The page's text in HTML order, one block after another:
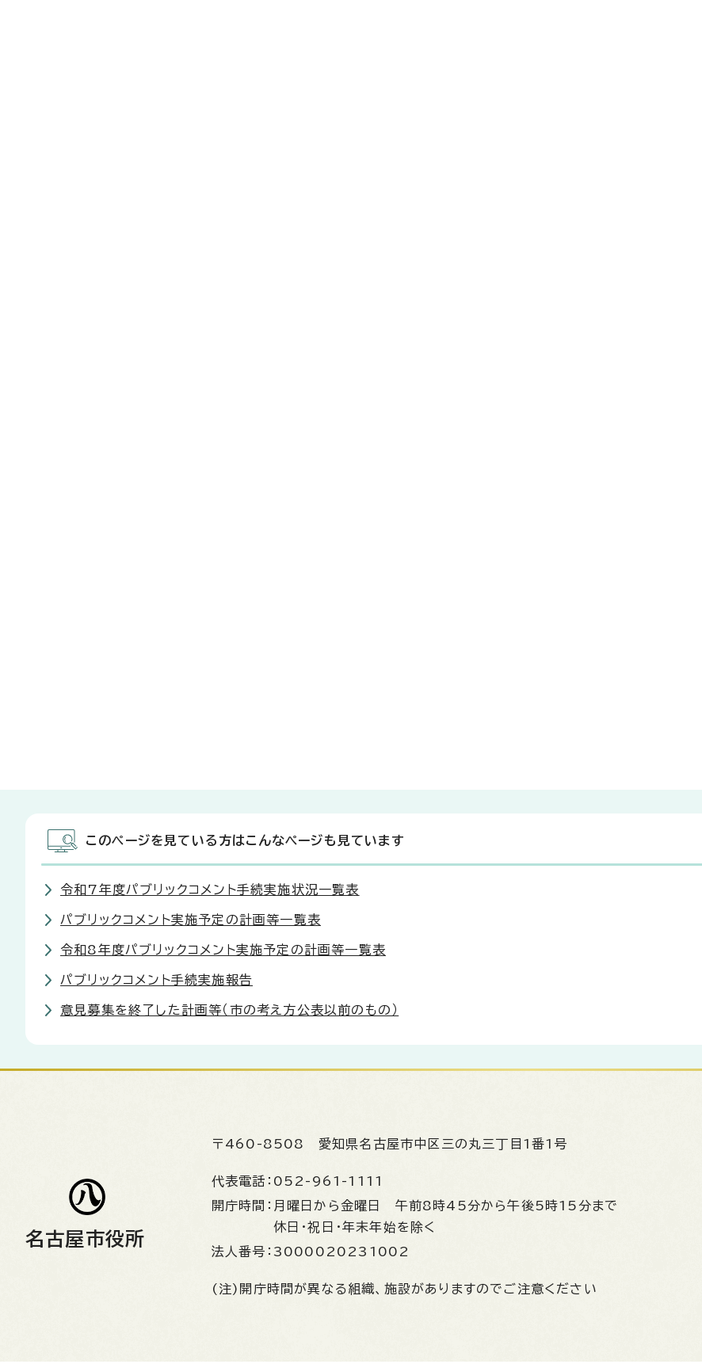
このページを見ている方はこんなページも見ています
令和7年度パブリックコメント手続実施状況一覧表
パブリックコメント実施予定の計画等一覧表
令和8年度パブリックコメント実施予定の計画等一覧表
パブリックコメント手続実施報告
意見募集を終了した計画等（市の考え方公表以前のもの）
名古屋市役所
〒460-8508 愛知県名古屋市中区三の丸三丁目1番1号
代表電話： 052-961-1111
開庁時間： 月曜日から金曜日 午前8時45分から午後5時15分まで
休日・祝日・年末年始を除く
法人番号： 3000020231002
(注)開庁時間が異なる組織、施設がありますのでご注意ください